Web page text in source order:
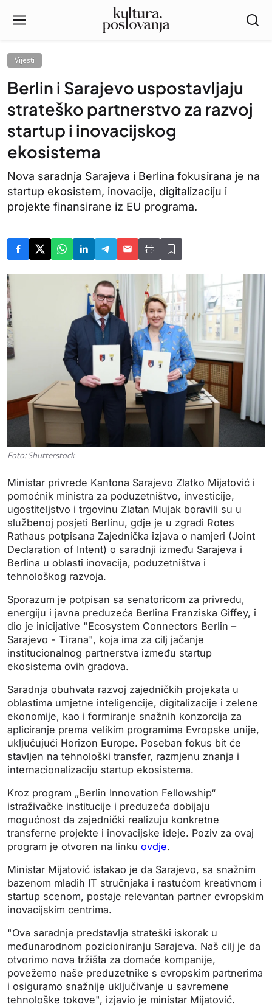
Vijesti
Berlin i Sarajevo uspostavljaju
strateško partnerstvo za razvoj
startup i inovacijskog
ekosistema
Nova saradnja Sarajeva i Berlina fokusirana je na
startup ekosistem, inovacije, digitalizaciju i
projekte finansirane iz EU programa.
Foto: Shutterstock
Ministar privrede Kantona Sarajevo Zlatko Mijatović i
pomoćnik ministra za poduzetništvo, investicije,
ugostiteljstvo i trgovinu Zlatan Mujak boravili su u
službenoj posjeti Berlinu, gdje je u zgradi Rotes
Rathaus potpisana Zajednička izjava o namjeri (Joint
Declaration of Intent) o saradnji između Sarajeva i
Berlina u oblasti inovacija, poduzetništva i
tehnološkog razvoja.
Sporazum je potpisan sa senatoricom za privredu,
energiju i javna preduzeća Berlina Franziska Giffey, i
dio je inicijative "Ecosystem Connectors Berlin –
Sarajevo - Tirana", koja ima za cilj jačanje
institucionalnog partnerstva između startup
ekosistema ovih gradova.
Saradnja obuhvata razvoj zajedničkih projekata u
oblastima umjetne inteligencije, digitalizacije i zelene
ekonomije, kao i formiranje snažnih konzorcija za
apliciranje prema velikim programima Evropske unije,
uključujući Horizon Europe. Poseban fokus bit će
stavljen na tehnološki transfer, razmjenu znanja i
internacionalizaciju startup ekosistema.
Kroz program „Berlin Innovation Fellowship“
istraživačke institucije i preduzeća dobijaju
mogućnost da zajednički realizuju konkretne
transferne projekte i inovacijske ideje. Poziv za ovaj
program je otvoren na linku ovdje.
Ministar Mijatović istakao je da Sarajevo, sa snažnim
bazenom mladih IT stručnjaka i rastućom kreativnom i
startup scenom, postaje relevantan partner evropskim
inovacijskim centrima.
"Ova saradnja predstavlja strateški iskorak u
međunarodnom pozicioniranju Sarajeva. Naš cilj je da
otvorimo nova tržišta za domaće kompanije,
povežemo naše preduzetnike s evropskim partnerima
i osiguramo snažnije uključivanje u savremene
tehnološke tokove", izjavio je ministar Mijatović.